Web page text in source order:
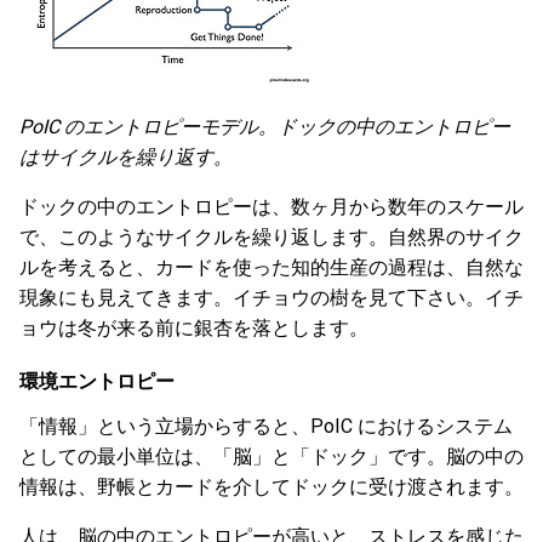
PoIC のエントロピーモデル。ドックの中のエントロピー
はサイクルを繰り返す。
ドックの中のエントロピーは、数ヶ月から数年のスケール
で、このようなサイクルを繰り返します。自然界のサイク
ルを考えると、カードを使った知的生産の過程は、自然な
現象にも見えてきます。イチョウの樹を見て下さい。イチ
ョウは冬が来る前に銀杏を落とします。
環境エントロピー
「情報」という立場からすると、PoIC におけるシステム
としての最小単位は、「脳」と「ドック」です。脳の中の
情報は、野帳とカードを介してドックに受け渡されます。
人は、脳の中のエントロピーが高いと、ストレスを感じた